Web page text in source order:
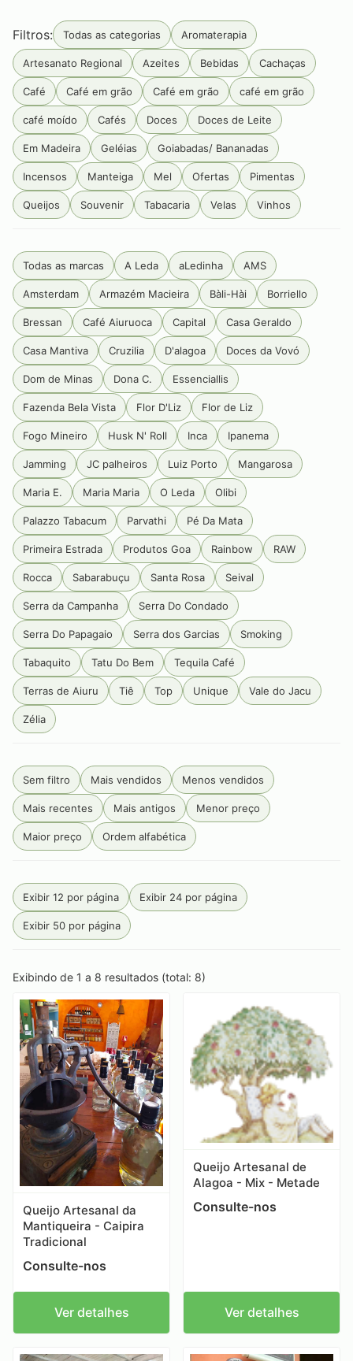
Filtros: Todas as categorias Aromaterapia
Artesanato Regional Azeites Bebidas Cachaças
Café Café em grão Café em grão café em grão
café moído Cafés Doces Doces de Leite
Em Madeira Geléias Goiabadas/ Bananadas
Incensos Manteiga Mel Ofertas Pimentas
Queijos Souvenir Tabacaria Velas Vinhos
Todas as marcas A Leda aLedinha AMS
Amsterdam Armazém Macieira Bàli-Hài Borriello
Bressan Café Aiuruoca Capital Casa Geraldo
Casa Mantiva Cruzilia D'alagoa Doces da Vovó
Dom de Minas Dona C. Essenciallis
Fazenda Bela Vista Flor D'Liz Flor de Liz
Fogo Mineiro Husk N' Roll Inca Ipanema
Jamming JC palheiros Luiz Porto Mangarosa
Maria E. Maria Maria O Leda Olibi
Palazzo Tabacum Parvathi Pé Da Mata
Primeira Estrada Produtos Goa Rainbow RAW
Rocca Sabarabuçu Santa Rosa Seival
Serra da Campanha Serra Do Condado
Serra Do Papagaio Serra dos Garcias Smoking
Tabaquito Tatu Do Bem Tequila Café
Terras de Aiuru Tiê Top Unique Vale do Jacu
Zélia
Sem filtro Mais vendidos Menos vendidos
Mais recentes Mais antigos Menor preço
Maior preço Ordem alfabética
Exibir 12 por página Exibir 24 por página
Exibir 50 por página
Exibindo de 1 a 8 resultados (total: 8)
Queijo Artesanal da
Mantiqueira - Caipira
Tradicional
Consulte-nos
Ver detalhes
Queijo Artesanal de
Alagoa - Mix - Metade
Consulte-nos
Ver detalhes